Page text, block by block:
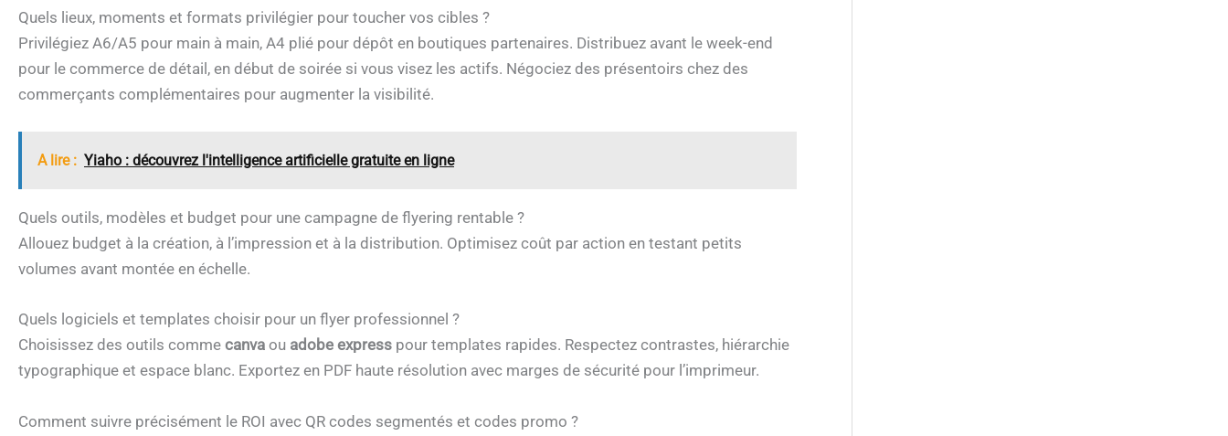
Quels lieux, moments et formats privilégier pour toucher vos cibles ?
Privilégiez A6/A5 pour main à main, A4 plié pour dépôt en boutiques partenaires. Distribuez avant le week-end
pour le commerce de détail, en début de soirée si vous visez les actifs. Négociez des présentoirs chez des
commerçants complémentaires pour augmenter la visibilité.
A lire : Yiaho : découvrez l'intelligence artificielle gratuite en ligne
Quels outils, modèles et budget pour une campagne de flyering rentable ?
Allouez budget à la création, à l’impression et à la distribution. Optimisez coût par action en testant petits
volumes avant montée en échelle.
Quels logiciels et templates choisir pour un flyer professionnel ?
Choisissez des outils comme canva ou adobe express pour templates rapides. Respectez contrastes, hiérarchie
typographique et espace blanc. Exportez en PDF haute résolution avec marges de sécurité pour l’imprimeur.
Comment suivre précisément le ROI avec QR codes segmentés et codes promo ?